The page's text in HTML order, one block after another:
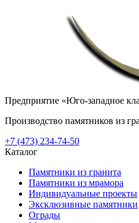
Предприятие «Юго-западное
Производство памятников из
+7 (473) 234-74-50
Каталог
Памятники из гранита
Памятники из мрамора
Индивидуальные проекты
Эксклюзивные памятники
Ограды